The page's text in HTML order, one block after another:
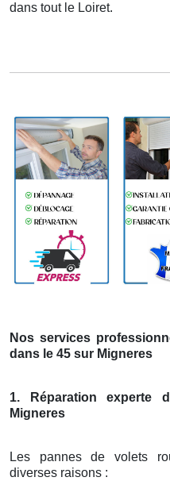
dans tout le Loiret.
Nos services
dans le 45 sur Migneres
1. Réparation experte
Migneres
Les pannes de volets
diverses raisons :